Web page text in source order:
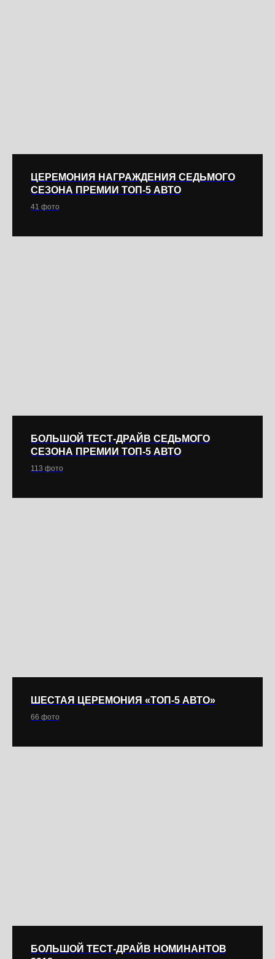
ЦЕРЕМОНИЯ НАГРАЖДЕНИЯ СЕДЬМОГО
СЕЗОНА ПРЕМИИ ТОП-5 АВТО
41 фото
БОЛЬШОЙ ТЕСТ-ДРАЙВ СЕДЬМОГО
СЕЗОНА ПРЕМИИ ТОП-5 АВТО
113 фото
ШЕСТАЯ ЦЕРЕМОНИЯ «ТОП-5 АВТО»
66 фото
БОЛЬШОЙ ТЕСТ-ДРАЙВ НОМИНАНТОВ